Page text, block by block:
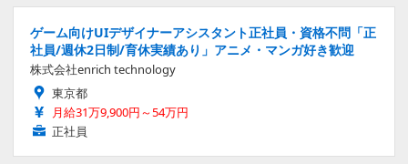
ゲーム向けUIデザイナーアシスタント正社員・資格不問「正
社員/週休2日制/育休実績あり」アニメ・マンガ好き歓迎
株式会社enrich technology
東京都
月給31万9,900円～54万円
正社員